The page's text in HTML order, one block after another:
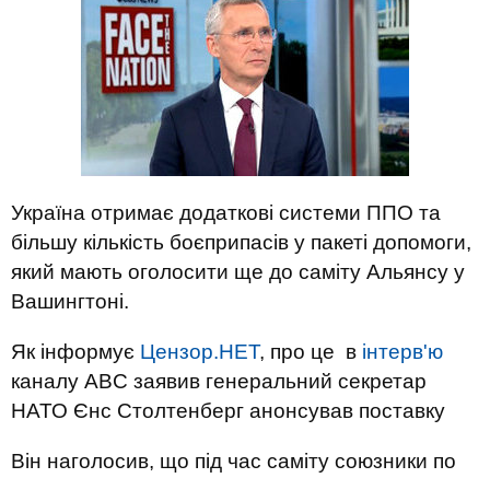
Україна отримає додаткові системи ППО та
більшу кількість боєприпасів у пакеті допомоги,
який мають оголосити ще до саміту Альянсу у
Вашингтоні.
Як інформує Цензор.НЕТ, про це в інтерв'ю
каналу ABC заявив генеральний секретар
НАТО Єнс Столтенберг анонсував поставку
Він наголосив, що під час саміту союзники по